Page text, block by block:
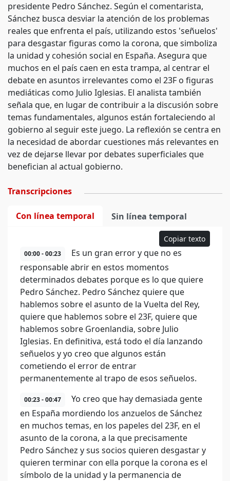
presidente Pedro Sánchez. Según el comentarista,
Sánchez busca desviar la atención de los problemas
reales que enfrenta el país, utilizando estos 'señuelos'
para desgastar figuras como la corona, que simboliza
la unidad y cohesión social en España. Asegura que
muchos en el país caen en esta trampa, al centrar el
debate en asuntos irrelevantes como el 23F o figuras
mediáticas como Julio Iglesias. El analista también
señala que, en lugar de contribuir a la discusión sobre
temas fundamentales, algunos están fortaleciendo al
gobierno al seguir este juego. La reflexión se centra en
la necesidad de abordar cuestiones más relevantes en
vez de dejarse llevar por debates superficiales que
benefician al actual gobierno.
Transcripciones
Con línea temporal Sin línea temporal
Copiar texto
00:00 - 00:23
Es un gran error y que no es
responsable abrir en estos momentos
determinados debates porque es lo que quiere
Pedro Sánchez. Pedro Sánchez quiere que
hablemos sobre el asunto de la Vuelta del Rey,
quiere que hablemos sobre el 23F, quiere que
hablemos sobre Groenlandia, sobre Julio
Iglesias. En definitiva, está todo el día lanzando
señuelos y yo creo que algunos están
cometiendo el error de entrar
permanentemente al trapo de esos señuelos.
00:23 - 00:47
Yo creo que hay demasiada gente
en España mordiendo los anzuelos de Sánchez
en muchos temas, en los papeles del 23F, en el
asunto de la corona, a la que precisamente
Pedro Sánchez y sus socios quieren desgastar y
quieren terminar con ella porque la corona es el
símbolo de la unidad y la permanencia de